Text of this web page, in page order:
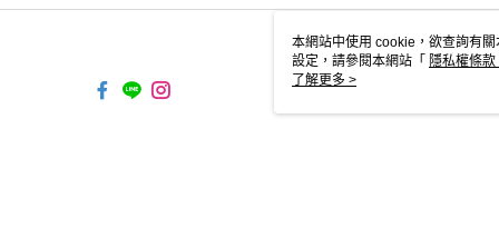
本網站中使用 cookie，欲查詢有
設定，請參閱本網站「 隱私權條款
使用 cookie。
了解更多 >